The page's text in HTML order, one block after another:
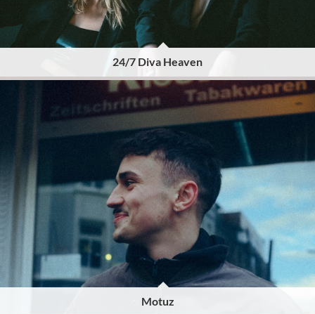
24/7 Diva Heaven
Motuz